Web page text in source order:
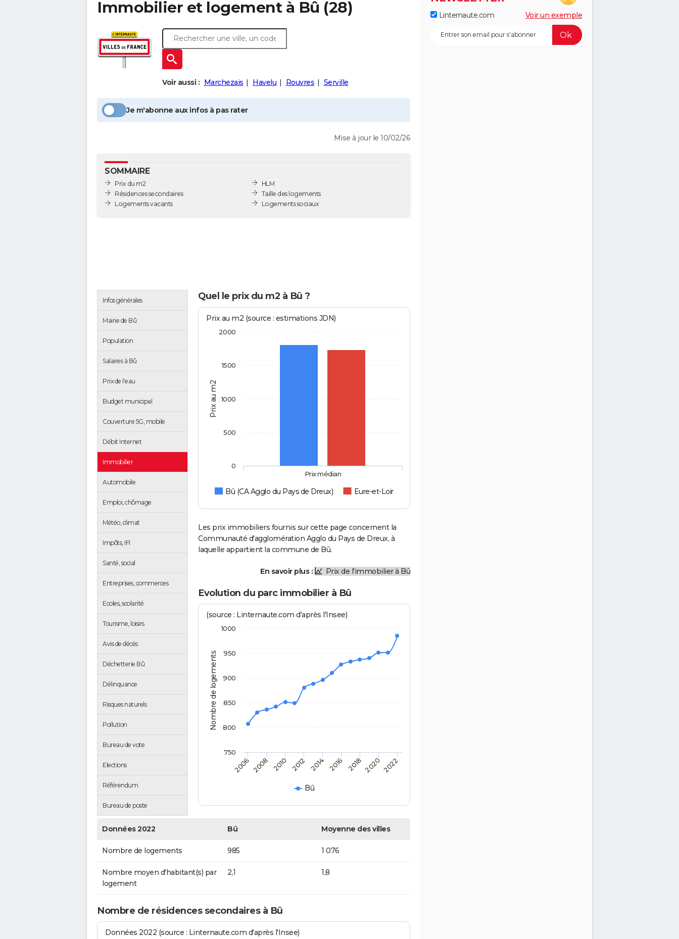
Immobilier et logement à Bû (28)
Voir aussi : Marchezais Havelu Rouvres Serville
Je m'abonne aux infos à pas rater
Mise à jour le 10/02/26
SOMMAIRE
Prix du m2
Résidences secondaires
Logements vacants
HLM
Taille des logements
Logements sociaux
Infos générales
Mairie de Bû
Population
Salaires à Bû
Prix de l'eau
Budget municipal
Couverture 5G, mobile
Débit Internet
Immobilier
Automobile
Emploi, chômage
Météo, climat
Impôts, IFI
Santé, social
Entreprises, commerces
Ecoles, scolarité
Tourisme, loisirs
Avis de décès
Déchetterie Bû
Délinquance
Risques naturels
Pollution
Bureau de vote
Elections
Référendum
Bureau de poste
Quel le prix du m2 à Bû ?
Prix au m2
Prix au m2 (source : estimations JDN)
Bû (CA Agglo du Pays de Dreux) Eure-et-Loir
Prix médian
0
500
1000
1500
2000
Les prix immobiliers fournis sur cette page concernent la
Communauté d'agglomération Agglo du Pays de Dreux, à
laquelle appartient la commune de Bû.
En savoir plus : Prix de l'immobilier à Bû
Evolution du parc immobilier à Bû
Nombre de logements
(source : Linternaute.com d'après l'Insee)
Bû
2006 2008 2010 2012 2014 2016 2018 2020 2022
750
800
850
900
950
1000
Données 2022 Bû Moyenne des villes
Nombre de logements 985 1 076
Nombre moyen d'habitant(s) par
logement
2,1 1,8
Nombre de résidences secondaires à Bû
Données 2022 (source : Linternaute.com d'après l'Insee)
Linternaute.com Voir un exemple